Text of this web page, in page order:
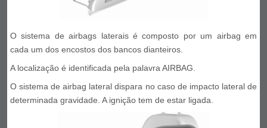
O sistema de airbags laterais é composto por um airbag em
cada um dos encostos dos bancos dianteiros.
A localização é identificada pela palavra AIRBAG.
O sistema de airbag lateral dispara no caso de impacto lateral de
determinada gravidade. A ignição tem de estar ligada.